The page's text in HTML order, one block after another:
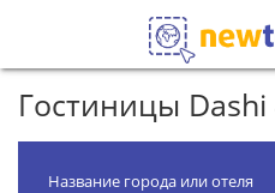
Гостиницы Dashi
Название города или отеля